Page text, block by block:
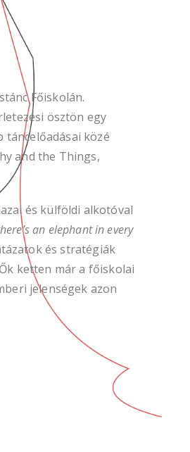
Főiskolán.
ösztön egy
közé
and the Things,
és külföldi alkotóval
an elephant in every
és stratégiák
ketten már a főiskolai
jelenségek azon